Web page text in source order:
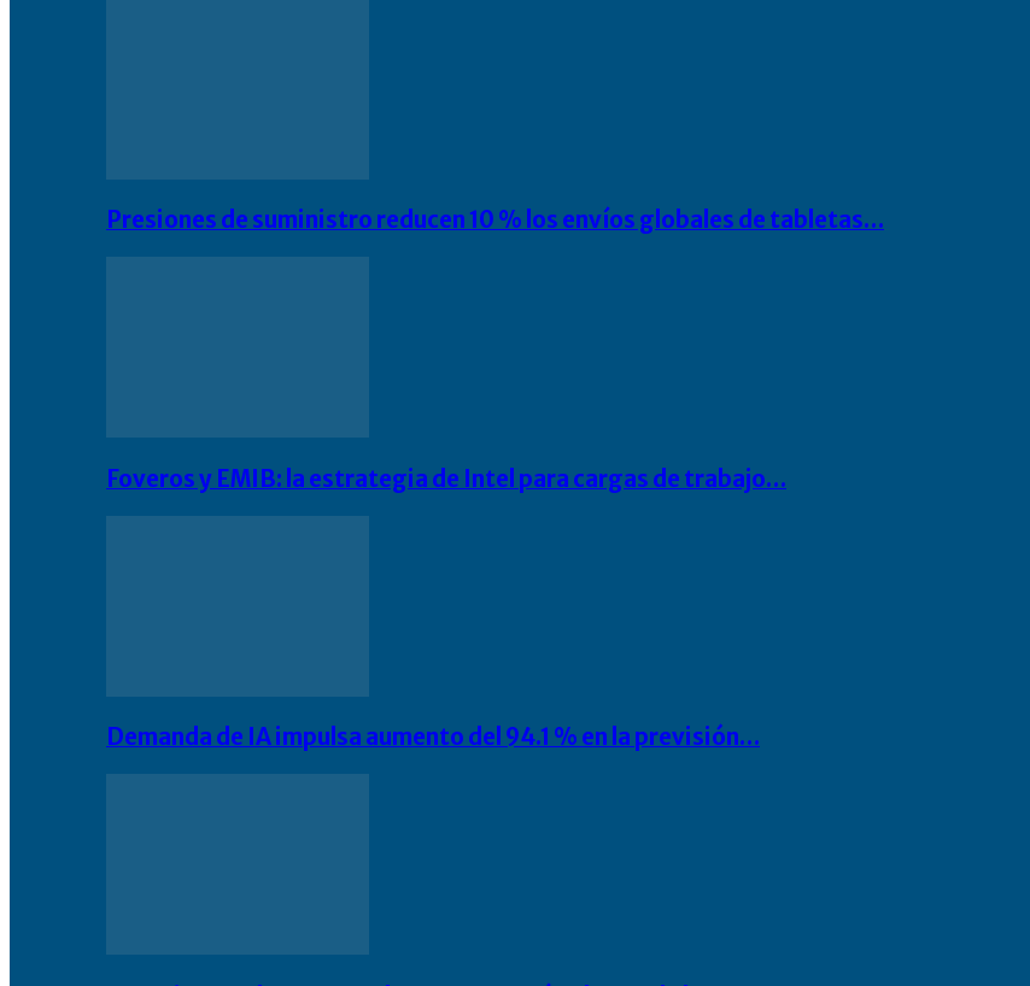
Presiones de suministro reducen 10 % los envíos globales de tabletas…
Foveros y EMIB: la estrategia de Intel para cargas de trabajo…
Demanda de IA impulsa aumento del 94.1 % en la previsión…